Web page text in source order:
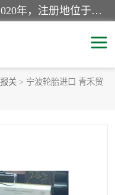
上海青禾贸易有限公司成立于2020年，注册地位于上海市宝山区。经营范围包括：机械设备、五金制品、劳防用品、电子产品、塑胶制品、家具、模具、纺织品、仪器仪表、建筑材料、装饰材料、化工产品、金属制品、机车配件等货物进出口报关、清关服务。
关 > 宁波轮胎进口 青禾贸
床进口清关